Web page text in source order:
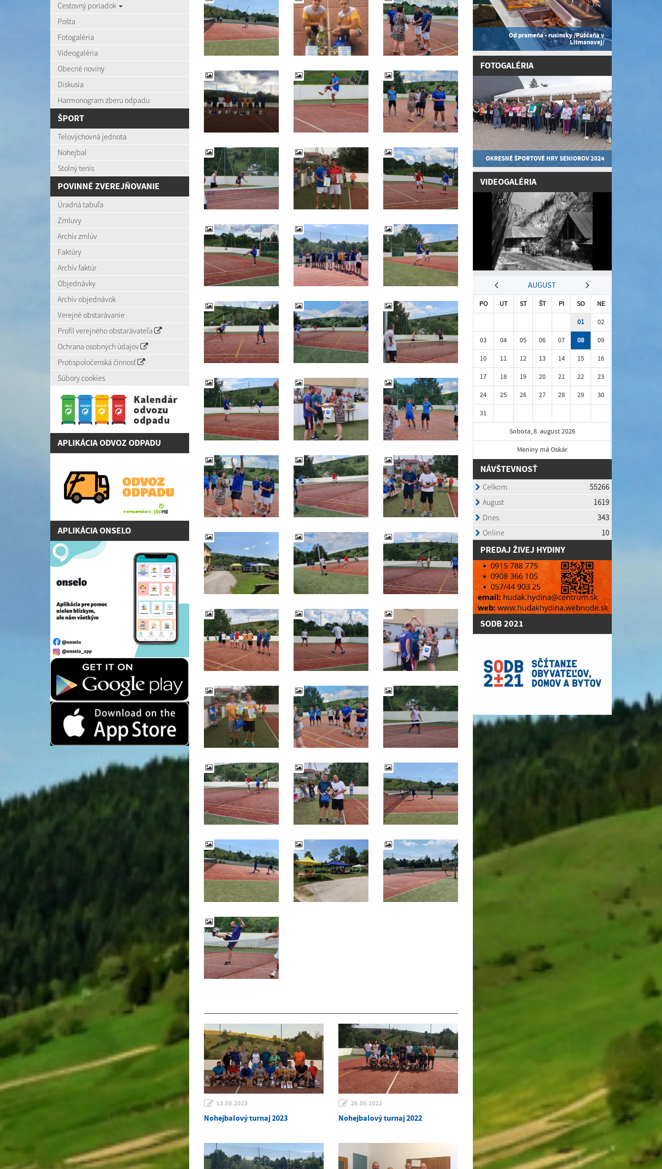
Cestovný poriadok
Pošta
Fotogaléria
Videogaléria
Obecné noviny
Diskusia
Harmonogram zberu odpadu
ŠPORT
Telovýchovná jednota
Nohejbal
Stolný tenis
POVINNÉ ZVEREJŇOVANIE
Úradná tabuľa
Zmluvy
Archív zmlúv
Faktúry
Archív faktúr
Objednávky
Archív objednávok
Verejné obstarávanie
Profil verejného obstarávateľa
Ochrana osobných údajov
Protispoločenská činnosť
Súbory cookies
APLIKÁCIA ODVOZ ODPADU
APLIKÁCIA ONSELO
12.08.2023
Nohejbalový turnaj 2023
26.08.2022
Nohejbalový turnaj 2022
Od prameňa - rusínsky /Púščaňa v
Litmanovej/
FOTOGALÉRIA
OKRESNÉ ŠPORTOVÉ HRY SENIOROV 2024
VIDEOGALÉRIA
AUGUST
PO UT ST ŠT PI SO
NE
01
02
03
04 05 06 07 08
09
10
11 12 13 14 15
16
17
18 19 20 21 22
23
24
25 26 27 28 29
30
31
Sobota, 8. august 2026
Meniny má Oskár
NÁVŠTEVNOSŤ
PREDAJ ŽIVEJ HYDINY
SODB 2021